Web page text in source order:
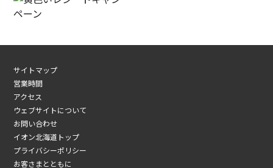
サイトマップ
営業時間
アクセス
ウェブサイトについて
お問い合わせ
イオン北海道トップ
プライバシーポリシー
お客さまとともに